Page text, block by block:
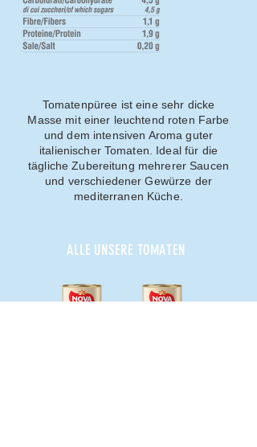
Tomatenpüree ist eine sehr dicke
Masse mit einer leuchtend roten Farbe
und dem intensiven Aroma guter
italienischer Tomaten. Ideal für die
tägliche Zubereitung mehrerer Saucen
und verschiedener Gewürze der
mediterranen Küche.
ALLE UNSERE TOMATEN